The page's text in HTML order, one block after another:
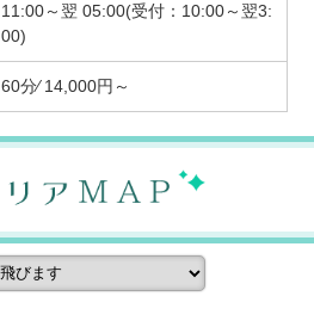
11:00～翌 05:00(受付：10:00～翌3:
00)
60分⁄ 14,000円～